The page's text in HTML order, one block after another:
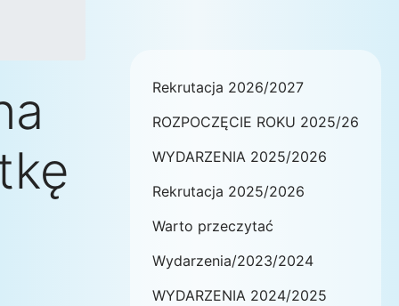
Rekrutacja 2026/2027
ROZPOCZĘCIE ROKU 2025/26
WYDARZENIA 2025/2026
Rekrutacja 2025/2026
Warto przeczytać
Wydarzenia/2023/2024
WYDARZENIA 2024/2025